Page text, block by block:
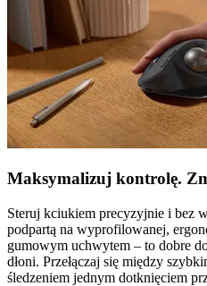
Maksymalizuj kontrolę.
Steruj kciukiem precyzyjnie i bez
podpartą na wyprofilowanej,
gumowym uchwytem – to dobre
dłoni. Przełączaj się między
śledzeniem jednym dotknięciem